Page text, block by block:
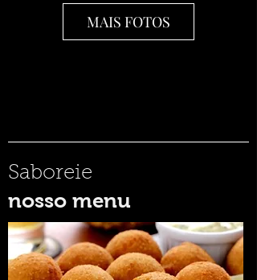
MAIS FOTOS
Saboreie
nosso menu